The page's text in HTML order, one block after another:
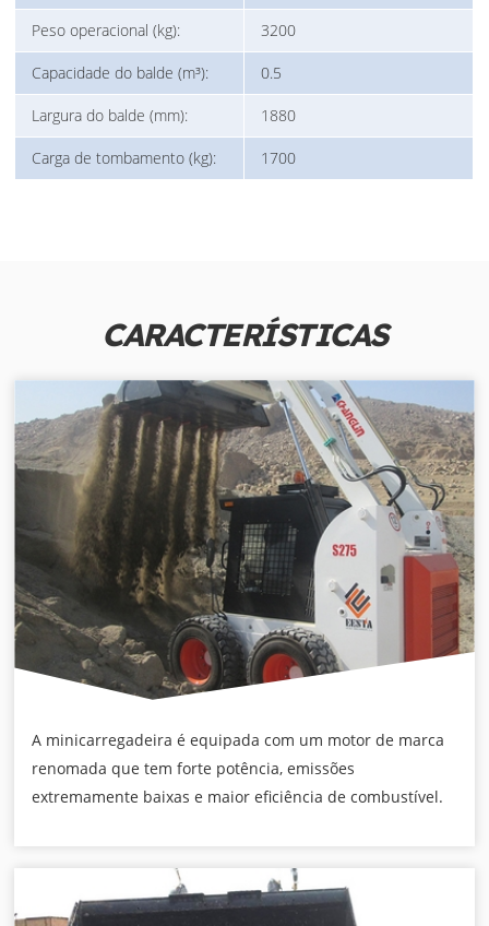
Peso operacional (kg): 3200
Capacidade do balde (m³): 0.5
Largura do balde (mm): 1880
Carga de tombamento (kg): 1700
CARACTERÍSTICAS
A minicarregadeira é equipada com um motor de marca
renomada que tem forte potência, emissões
extremamente baixas e maior eficiência de combustível.